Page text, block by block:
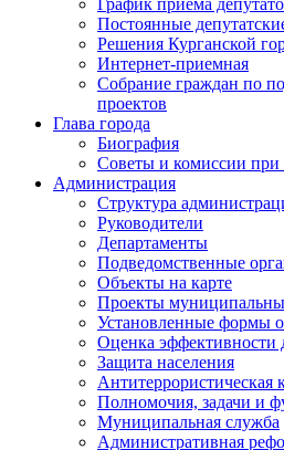
График приема
Постоянные
Решения Курганской
Интернет-приемная
Собрание граждан по
проектов
Глава города
Биография
Советы и комиссии при
Администрация
Структура
Руководители
Департаменты
Подведомственные
Объекты на карте
Проекты
Установленные формы
Оценка эффективности
Защита населения
Антитеррористическая
Полномочия, задачи и
Муниципальная служба
Административная